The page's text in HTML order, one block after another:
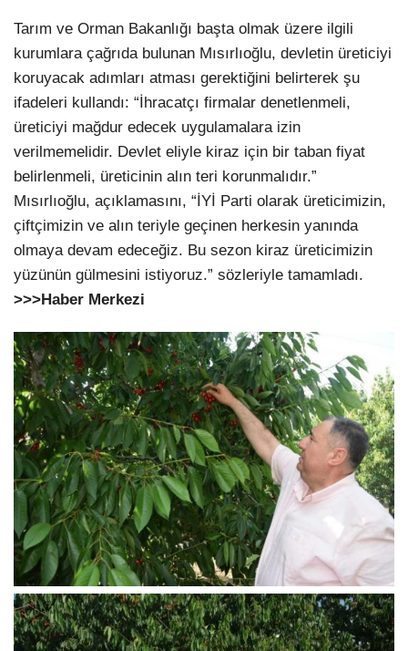
Tarım ve Orman Bakanlığı başta olmak üzere ilgili
kurumlara çağrıda bulunan Mısırlıoğlu, devletin üreticiyi
koruyacak adımları atması gerektiğini belirterek şu
ifadeleri kullandı: “İhracatçı firmalar denetlenmeli,
üreticiyi mağdur edecek uygulamalara izin
verilmemelidir. Devlet eliyle kiraz için bir taban fiyat
belirlenmeli, üreticinin alın teri korunmalıdır.”
Mısırlıoğlu, açıklamasını, “İYİ Parti olarak üreticimizin,
çiftçimizin ve alın teriyle geçinen herkesin yanında
olmaya devam edeceğiz. Bu sezon kiraz üreticimizin
yüzünün gülmesini istiyoruz.” sözleriyle tamamladı.
>>>Haber Merkezi